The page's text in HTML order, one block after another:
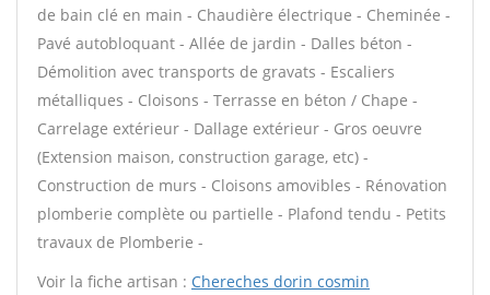
de bain clé en main - Chaudière électrique - Cheminée -
Pavé autobloquant - Allée de jardin - Dalles béton -
Démolition avec transports de gravats - Escaliers
métalliques - Cloisons - Terrasse en béton / Chape -
Carrelage extérieur - Dallage extérieur - Gros oeuvre
(Extension maison, construction garage, etc) -
Construction de murs - Cloisons amovibles - Rénovation
plomberie complète ou partielle - Plafond tendu - Petits
travaux de Plomberie -
Voir la fiche artisan : Chereches dorin cosmin